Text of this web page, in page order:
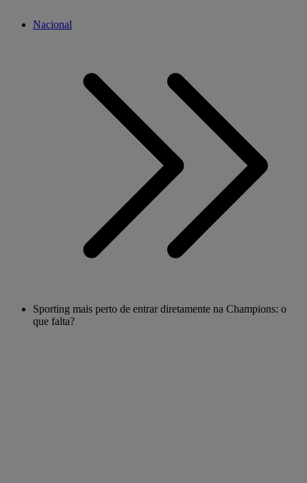
Nacional
Sporting mais perto de entrar diretamente na Champions: o
que falta?